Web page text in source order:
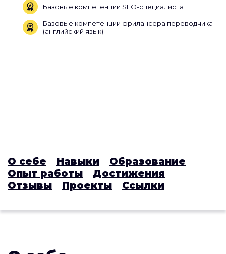
Базовые компетенции SEO-специалиста
Базовые компетенции фрилансера переводчика
(английский язык)
О себе Навыки
Образование
Опыт работы
Достижения
Отзывы
Проекты Ссылки